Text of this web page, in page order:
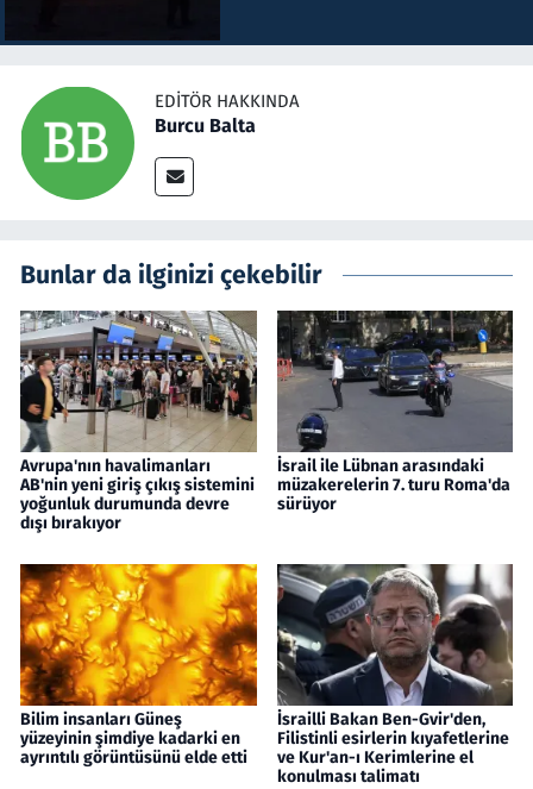
EDITÖR HAKKINDA
Burcu Balta
Bunlar da ilginizi çekebilir
Avrupa'nın havalimanları
AB'nin yeni giriş çıkış sistemini
yoğunluk durumunda devre
dışı bırakıyor
İsrail ile Lübnan arasındaki
müzakerelerin 7. turu Roma'da
sürüyor
Bilim insanları Güneş
yüzeyinin şimdiye kadarki en
ayrıntılı görüntüsünü elde etti
İsrailli Bakan Ben-Gvir'den,
Filistinli esirlerin kıyafetlerine
ve Kur'an-ı Kerimlerine el
konulması talimatı